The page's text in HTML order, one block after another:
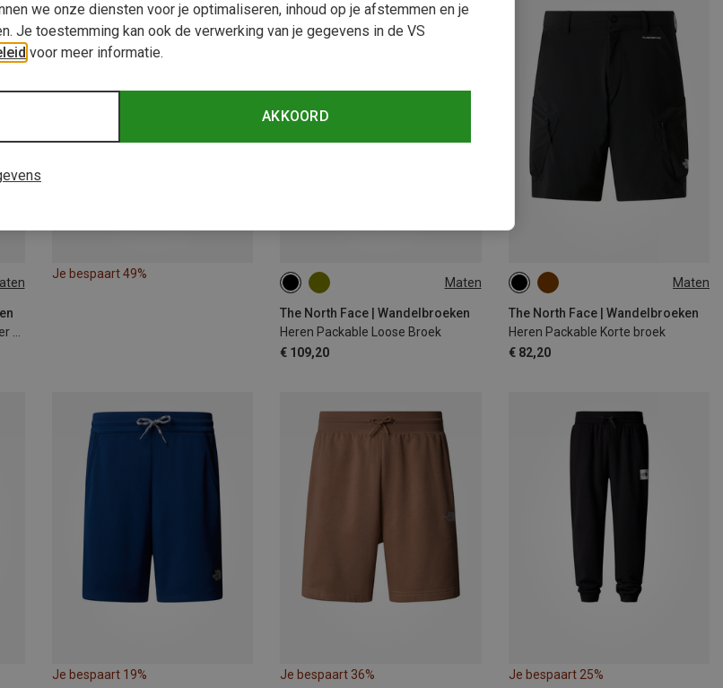
Je bespaart 49%
Maten
The North Face | Wandelbroeken
Heren Packable Loose Broek
€ 109,20
S M Maten
The North Face | Wandelbroeken
Heren Packable Korte broek
€ 82,20
M L
Je bespaart 19% Je bespaart 36% Je bespaart 25%
we onze diensten voor je optimaliseren, inhoud op je afstemmen en je
Je toestemming kan ook de verwerking van je gegevens in de VS
voor meer informatie.
AKKOORD